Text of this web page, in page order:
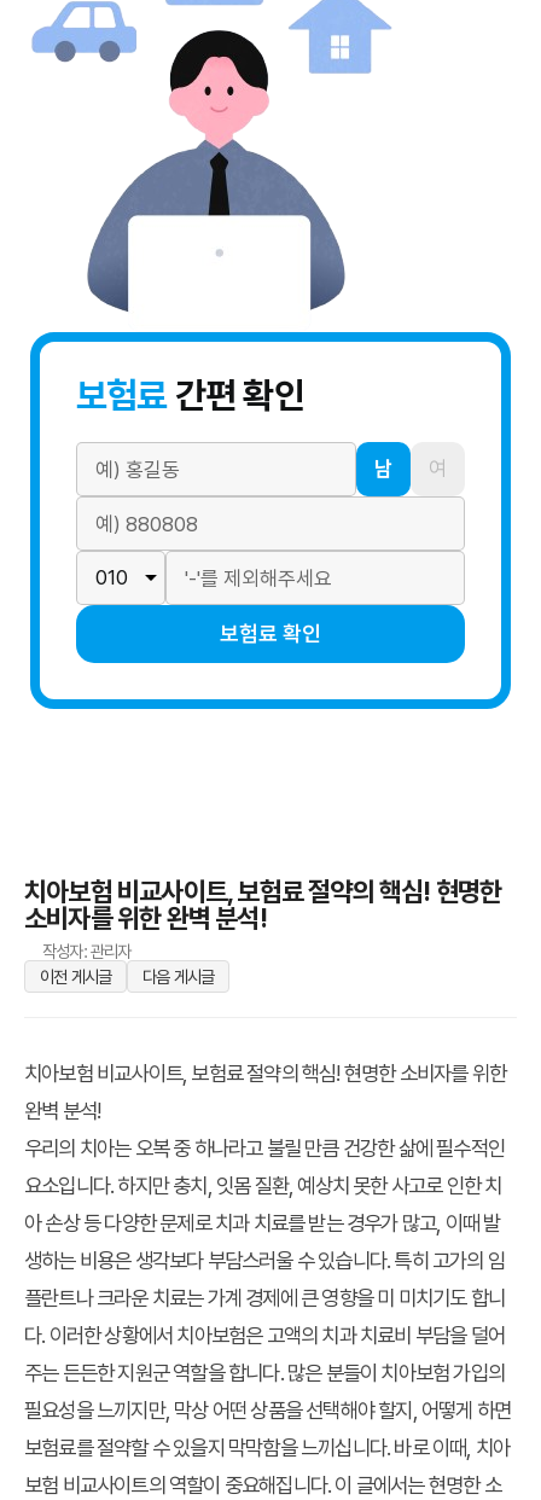
보험료간편 확인
남 여
보험료 확인
치아보험 비교사이트, 보험료 절약의 핵심! 현명한
소비자를 위한 완벽 분석!
작성자: 관리자
이전 게시글
다음 게시글
치아보험 비교사이트, 보험료 절약의 핵심! 현명한 소비자를 위한
완벽 분석!
우리의 치아는 오복 중 하나라고 불릴 만큼 건강한 삶에 필수적인
요소입니다. 하지만 충치, 잇몸 질환, 예상치 못한 사고로 인한 치
아 손상 등 다양한 문제로 치과 치료를 받는 경우가 많고, 이때 발
생하는 비용은 생각보다 부담스러울 수 있습니다. 특히 고가의 임
플란트나 크라운 치료는 가계 경제에 큰 영향을 미 미치기도 합니
다. 이러한 상황에서 치아보험은 고액의 치과 치료비 부담을 덜어
주는 든든한 지원군 역할을 합니다. 많은 분들이 치아보험 가입의
필요성을 느끼지만, 막상 어떤 상품을 선택해야 할지, 어떻게 하면
보험료를 절약할 수 있을지 막막함을 느끼십니다. 바로 이때, 치아
보험 비교사이트의 역할이 중요해집니다. 이 글에서는 현명한 소